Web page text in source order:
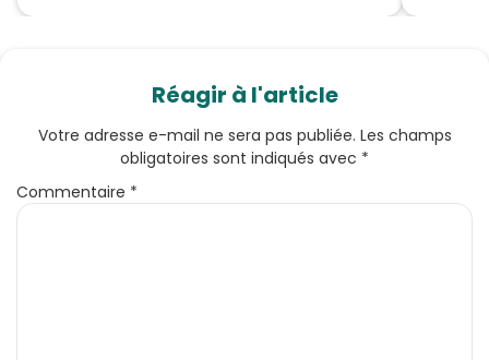
Réagir à l'article
Votre adresse e-mail ne sera pas publiée. Les champs
obligatoires sont indiqués avec *
Commentaire *